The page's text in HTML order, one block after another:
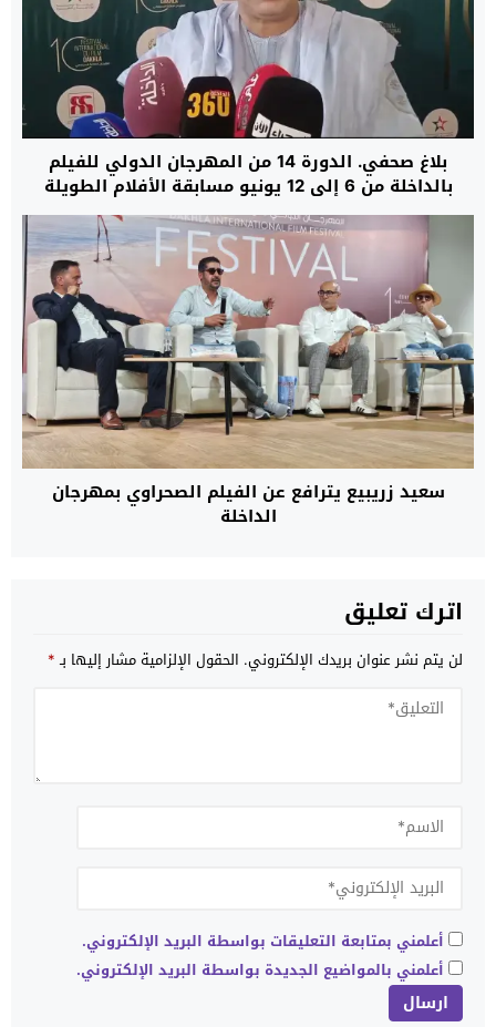
بلاغ صحفي. الدورة 14 من المهرجان الدولي للفيلم
بالداخلة من 6 إلى 12 يونيو مسابقة الأفلام الطويلة
والوثائقية ولقاءات للمهنيين
سعيد زريبيع يترافع عن الفيلم الصحراوي بمهرجان
الداخلة
اترك تعليق
لن يتم نشر عنوان بريدك الإلكتروني. الحقول الإلزامية مشار إليها بـ*
أعلمني بمتابعة التعليقات بواسطة البريد الإلكتروني.
أعلمني بالمواضيع الجديدة بواسطة البريد الإلكتروني.